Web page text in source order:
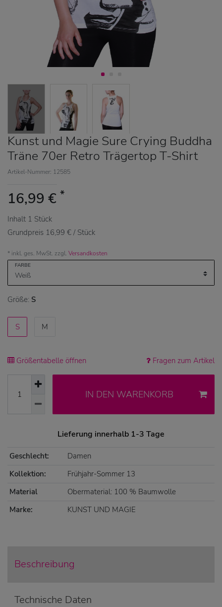
Kunst und Magie Sure Crying Buddha
Träne 70er Retro Trägertop T-Shirt
Artikel-Nummer: 12585
16,99 € *
Inhalt 1 Stück
Grundpreis 16,99 € / Stück
* inkl. ges. MwSt. zzgl. Versandkosten
FARBE
Größe: S
S M
Größentabelle öffnen Fragen zum Artikel
IN DEN WARENKORB
Lieferung innerhalb 1-3 Tage
Geschlecht:
Damen
Kollektion:
Frühjahr-Sommer 13
Material
Obermaterial: 100 % Baumwolle
Marke:
KUNST UND MAGIE
Beschreibung
Technische Daten